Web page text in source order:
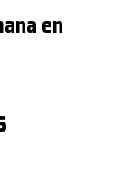
en